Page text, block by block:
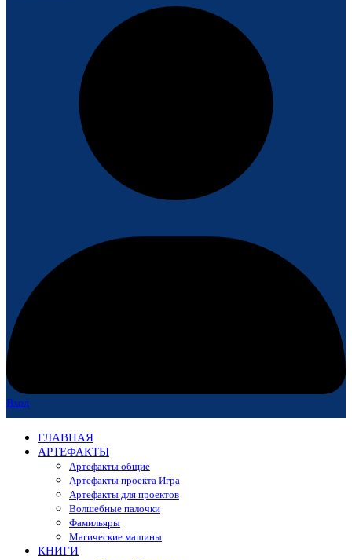
Вход
ГЛАВНАЯ
АРТЕФАКТЫ
Артефакты общие
Артефакты проекта Игра
Артефакты для проектов
Волшебные палочки
Фамильяры
Магические машины
КНИГИ